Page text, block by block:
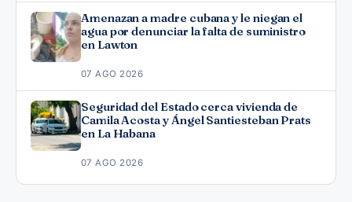
Amenazan a madre cubana y le niegan el
agua por denunciar la falta de suministro
en Lawton
07 AGO 2026
Seguridad del Estado cerca vivienda de
Camila Acosta y Ángel Santiesteban Prats
en La Habana
07 AGO 2026